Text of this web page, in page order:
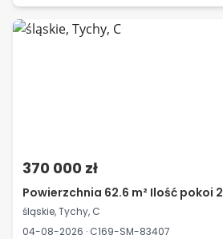
370 000 zł
Powierzchnia 62.6 m² Ilość pokoi 2
śląskie, Tychy, C
04-08-2026 · C169-SM-83407